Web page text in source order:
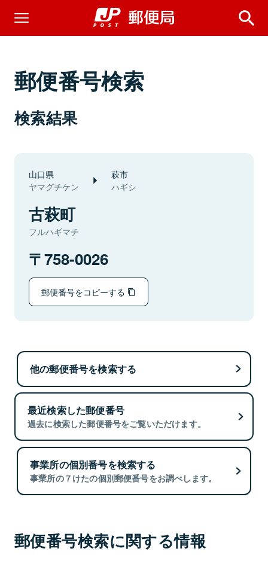
郵便番号検索
検索結果
山口県
ヤマグチケン
萩市
ハギシ
古萩町
フルハギマチ
758-0026
郵便番号をコピーする
他の郵便番号を検索する
最近検索した郵便番号
過去に検索した郵便番号をご覧いただけます。
事業所の個別番号を検索する
事業所の７けたの個別郵便番号をお調べします。
郵便番号検索に関する情報